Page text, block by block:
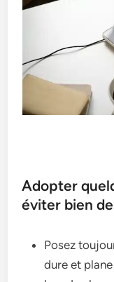
Adopter
éviter bien
Posez
dure et